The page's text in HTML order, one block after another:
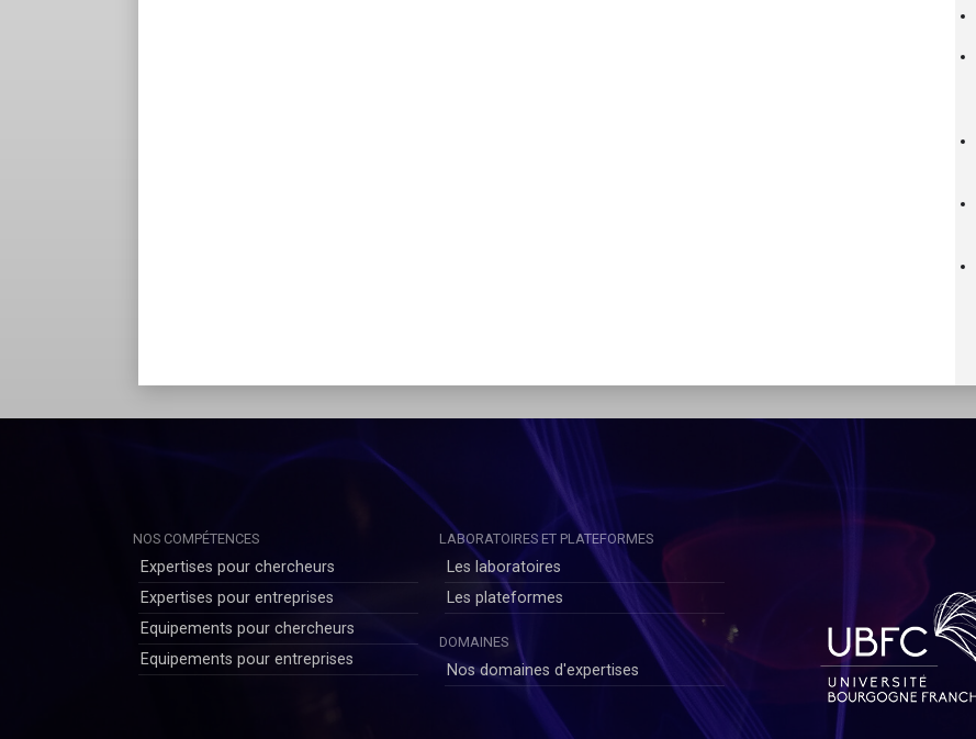
NOS COMPÉTENCES
Expertises pour chercheurs
Expertises pour entreprises
Equipements pour chercheurs
Equipements pour entreprises
LABORATOIRES ET PLATEFORMES
Les laboratoires
Les plateformes
DOMAINES
Nos domaines d'expertises